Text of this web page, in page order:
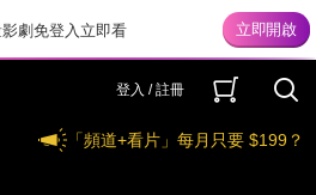
劇免登入立即看
登入 / 註冊
「頻道+看片」每月只要 $199？